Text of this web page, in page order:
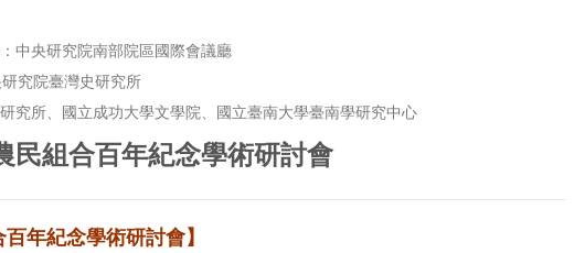
中央研究院南部院區國際會議廳
究院臺灣史研究所
究所、國立成功大學文學院、國立臺南大學臺南學研究中心
組合百年紀念學術研討會
年紀念學術研討會】